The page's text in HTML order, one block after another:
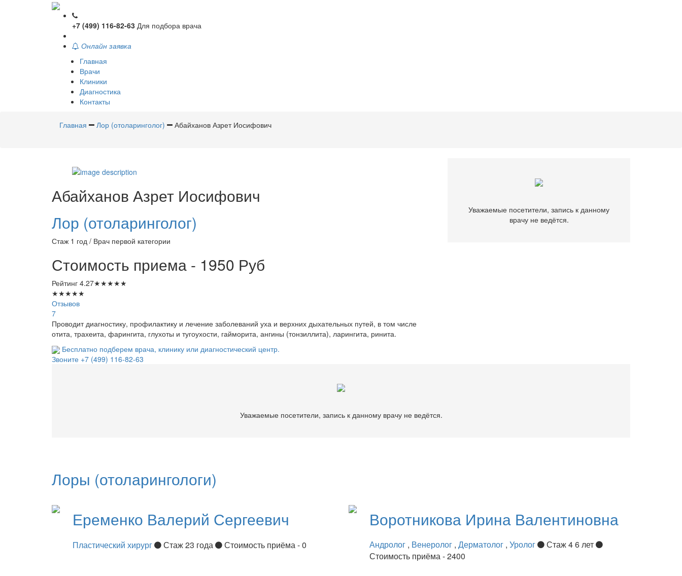
+7 (499) 116-82-63 Для подбора врача
Онлайн заявка
Главная
Врачи
Клиники
Диагностика
Контакты
Главная Лор (отоларинголог) Абайханов Азрет Иосифович
Абайханов Азрет Иосифович
Лор (отоларинголог)
Стаж 1 год / Врач первой категории
Стоимость приема - 1950 Руб
Рейтинг 4.27★★★★★
★★★★★
Отзывов
7
Проводит диагностику, профилактику и лечение заболеваний уха и верхних дыхательных путей, в том числе
отита, трахеита, фарингита, глухоты и тугоухости, гайморита, ангины (тонзиллита), ларингита, ринита.
Бесплатно подберем врача, клинику или диагностический центр.
Звоните +7 (499) 116-82-63
Уважаемые посетители, запись к данному
врачу не ведётся.
Уважаемые посетители, запись к данному врачу не ведётся.
Лоры (отоларингологи)
Еременко Валерий Сергеевич
Пластический хирург Стаж 23 года Стоимость приёма - 0
Воротникова Ирина Валентиновна
Андролог , Венеролог , Дерматолог , Уролог
Стаж 4 6 лет
Стоимость приёма - 2400